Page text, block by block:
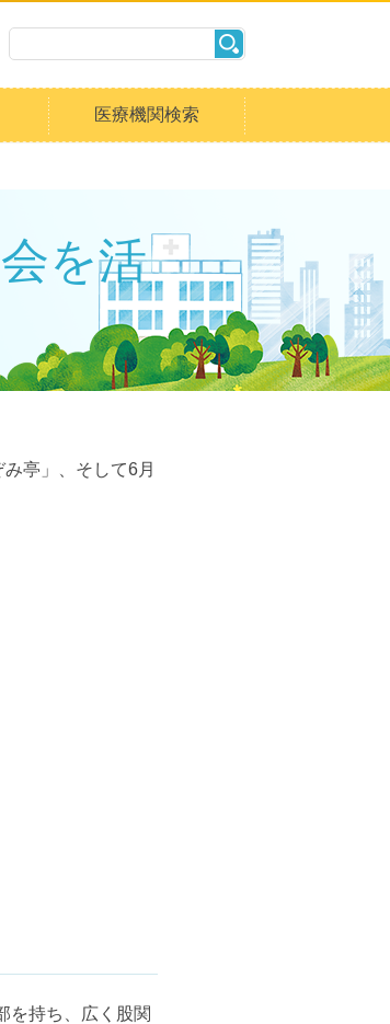
医療機関検索
を活
亭」、そして6月
を持ち、広く股関